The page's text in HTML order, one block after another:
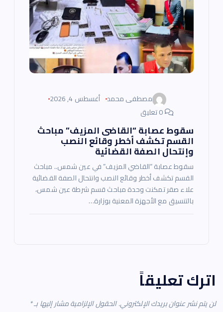
مصطفى محمد أغسطس 4, 2026
سقوط عصابة “القاضى المزيف” مباحث
القسم تكشف أخطر وقائع النصب
وإنتحال الصفة القضائية
سقوط عصابة “القاضي المزيف” في عين شمس.. مباحث
القسم تكشف أخطر وقائع النصب وانتحال الصفة القضائية
علاء صقر تمكنت وحدة مباحث قسم شرطة عين شمس،
بالتنسيق مع الأجهزة المعنية بوزارة…
اترك تعليقاً
لن يتم نشر عنوان بريدك الإلكتروني.الحقول الإلزامية مشار إليها بـ*